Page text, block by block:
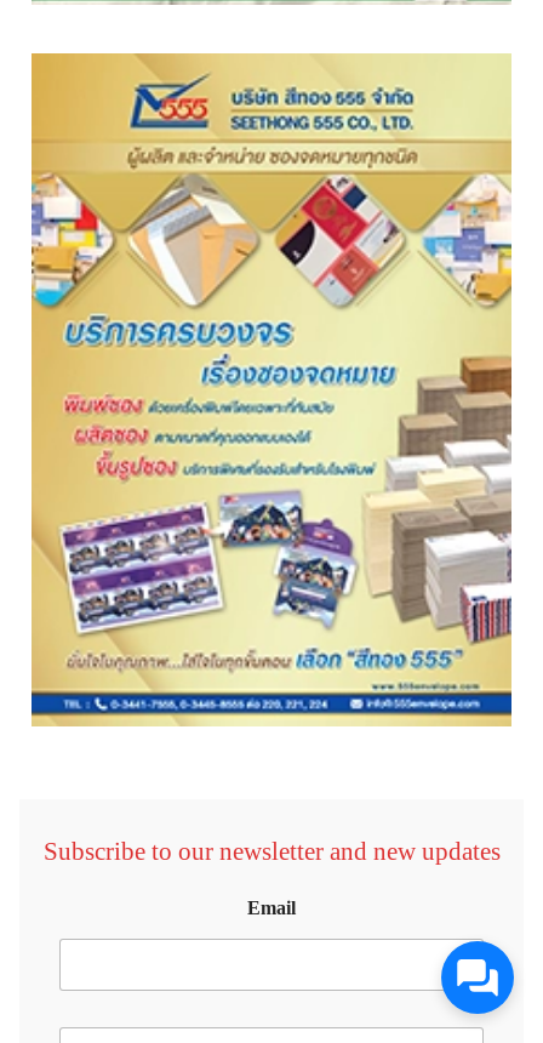
Subscribe to our newsletter and new updates
Email
E